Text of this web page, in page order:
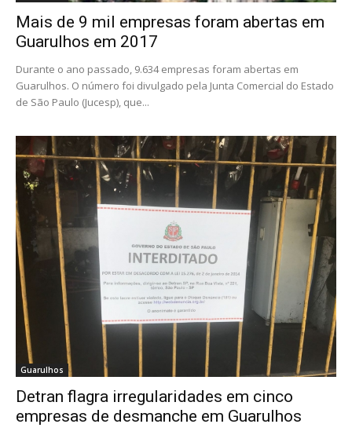
Mais de 9 mil empresas foram abertas em
Guarulhos em 2017
Durante o ano passado, 9.634 empresas foram abertas em
Guarulhos. O número foi divulgado pela Junta Comercial do Estado
de São Paulo (Jucesp), que...
Guarulhos
Detran flagra irregularidades em cinco
empresas de desmanche em Guarulhos